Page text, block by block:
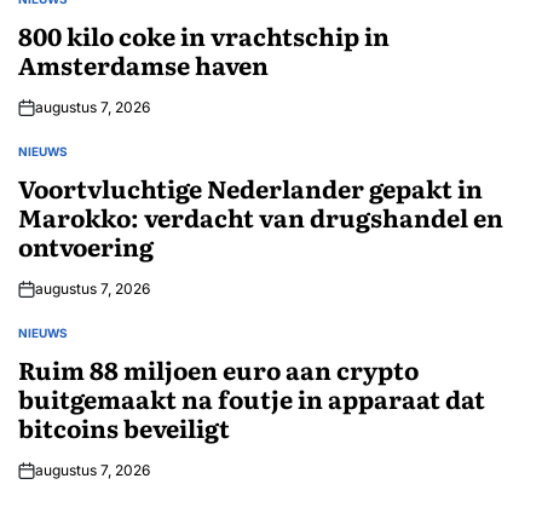
GEPLAATST
800 kilo coke in vrachtschip in
Amsterdamse haven
augustus 7, 2026
GEPLAATST
NIEUWS
Voortvluchtige Nederlander gepakt in
Marokko: verdacht van drugshandel en
ontvoering
augustus 7, 2026
GEPLAATST
NIEUWS
Ruim 88 miljoen euro aan crypto
buitgemaakt na foutje in apparaat dat
bitcoins beveiligt
augustus 7, 2026